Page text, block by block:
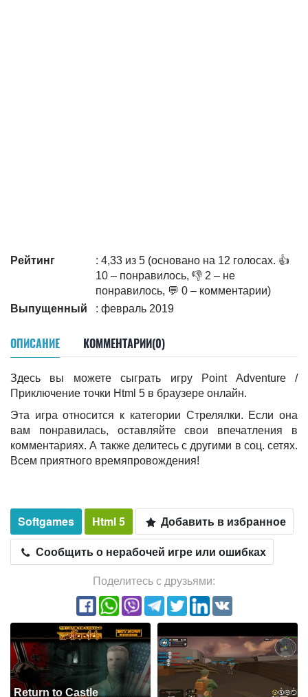
Рейтинг
: 4,33 из 5 (основано на 12 голосах. 👍
10 – понравилось, 👎 2 – не
понравилось, 💬 0 – комментарии)
Выпущенный
: февраль 2019
ОПИСАНИЕ КОММЕНТАРИИ(0)
Здесь вы можете сыграть игру Point Adventure /
Приключение точки Html 5 в браузере онлайн.
Эта игра относится к категории Стрелялки. Если она
вам понравилась, оставляйте свои впечатления в
комментариях. А также делитесь c другими в соц. сетях.
Всем приятного времяпровождения!
Softgames Html 5
Добавить в избранное
Сообщить о нерабочей игре или ошибках
Поделитесь с друзьями:
Return to Castle